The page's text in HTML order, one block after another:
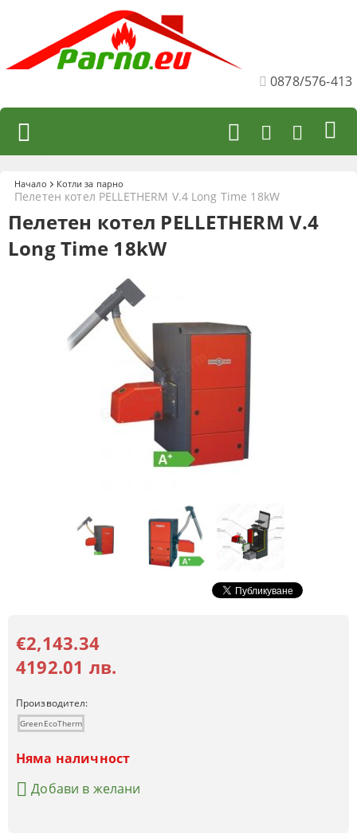
0878/576-413
Начало Котли за парно
Пелетен котел PELLETHERM V.4 Long Time 18kW
Пелетен котел PELLETHERM V.4
Long Time 18kW
€2,143.34
4192.01 лв.
Производител:
GreenEcoTherm
Няма наличност
Добави в желани